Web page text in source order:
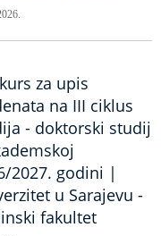
za upis
na III ciklus
- doktorski studij
2027. godini |
u Sarajevu -
fakultet